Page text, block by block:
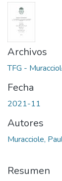
Archivos
TFG -
Fecha
2021-11
Autores
Muracciole,
Resumen